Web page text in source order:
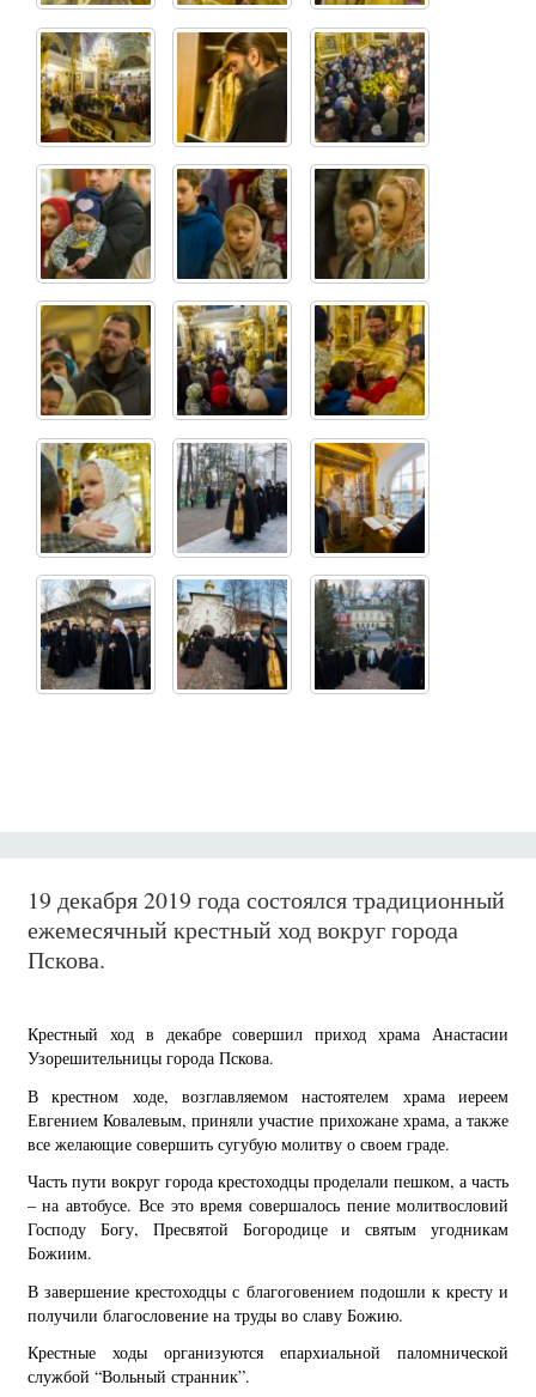
19 декабря 2019 года состоялся традиционный
ежемесячный крестный ход вокруг города
Пскова.
Крестный ход в декабре совершил приход храма Анастасии
Узорешительницы города Пскова.
В крестном ходе, возглавляемом настоятелем храма иереем
Евгением Ковалевым, приняли участие прихожане храма, а также
все желающие совершить сугубую молитву о своем граде.
Часть пути вокруг города крестоходцы проделали пешком, а часть
– на автобусе. Все это время совершалось пение молитвословий
Господу Богу, Пресвятой Богородице и святым угодникам
Божиим.
В завершение крестоходцы с благоговением подошли к кресту и
получили благословение на труды во славу Божию.
Крестные ходы организуются епархиальной паломнической
службой “Вольный странник”.